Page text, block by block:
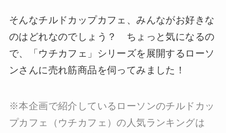
そんなチルドカップカフェ、みんながお好きな
のはどれなのでしょう？ ちょっと気になるの
で、「ウチカフェ」シリーズを展開するローソ
ンさんに売れ筋商品を伺ってみました！
※本企画で紹介しているローソンのチルドカッ
プカフェ（ウチカフェ）の人気ランキングは